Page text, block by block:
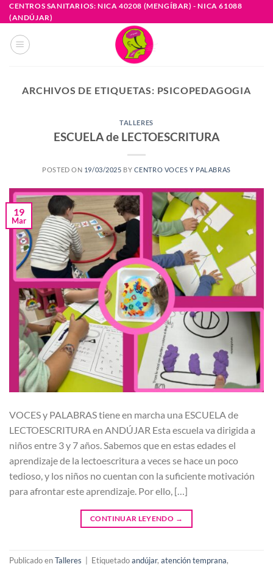
Saltar
al
contenido
CENTROS SANITARIOS: NICA 40208 (MENGÍBAR) - NICA 61088
(ANDÚJAR)
ARCHIVOS DE ETIQUETAS: PSICOPEDAGOGIA
TALLERES
ESCUELA de LECTOESCRITURA
POSTED ON 19/03/2025 BY CENTRO VOCES Y PALABRAS
19
Mar
VOCES y PALABRAS tiene en marcha una ESCUELA de
LECTOESCRITURA en ANDÚJAR Esta escuela va dirigida a
niños entre 3 y 7 años. Sabemos que en estas edades el
aprendizaje de la lectoescritura a veces se hace un poco
tedioso, y los niños no cuentan con la suficiente motivación
para afrontar este aprendizaje. Por ello, […]
CONTINUAR LEYENDO →
Publicado enTalleres Etiquetadoandújar, atención temprana,